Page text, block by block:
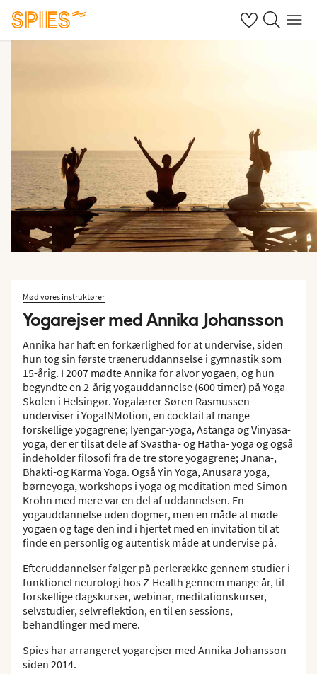
Se dine gemte
Søg påMenu
Mød vores instruktører
Yogarejser med Annika Johansson
Annika har haft en forkærlighed for at undervise, siden
hun tog sin første træneruddannselse i gymnastik som
15-årig. I 2007 mødte Annika for alvor yogaen, og hun
begyndte en 2-årig yogauddannelse (600 timer) på Yoga
Skolen i Helsingør. Yogalærer Søren Rasmussen
underviser i YogaINMotion, en cocktail af mange
forskellige yogagrene; Iyengar-yoga, Astanga og Vinyasa-
yoga, der er tilsat dele af Svastha- og Hatha- yoga og også
indeholder filosofi fra de tre store yogagrene; Jnana-,
Bhakti-og Karma Yoga. Også Yin Yoga, Anusara yoga,
børneyoga, workshops i yoga og meditation med Simon
Krohn med mere var en del af uddannelsen. En
yogauddannelse uden dogmer, men en måde at møde
yogaen og tage den ind i hjertet med en invitation til at
finde en personlig og autentisk måde at undervise på.
Efteruddannelser følger på perlerække gennem studier i
funktionel neurologi hos Z-Health gennem mange år, til
forskellige dagskurser, webinar, meditationskurser,
selvstudier, selvreflektion, en til en sessions,
behandlinger med mere.
Spies har arrangeret yogarejser med Annika Johansson
siden 2014.